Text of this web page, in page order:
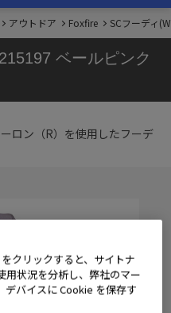
アウトドア Foxfire SCフーディ
ベールピンク
ロン（R）を使用したフーデ
クリックすると、サイトナ
用状況を分析し、弊社のマー
デバイスに Cookie を保存す